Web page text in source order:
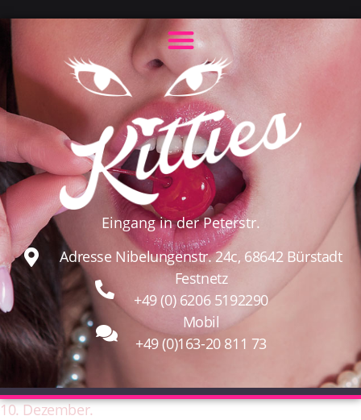
Eingang in der Peterstr.
Adresse Nibelungenstr. 24c, 68642 Bürstadt
Festnetz
+49 (0) 6206 5192290
Mobil
+49 (0)163-20 811 73
10. Dezember.